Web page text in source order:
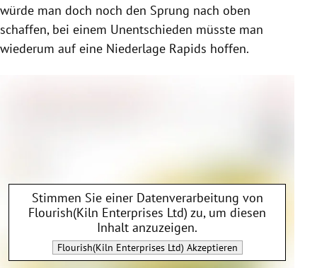
würde man doch noch den Sprung nach oben
schaffen, bei einem Unentschieden müsste man
wiederum auf eine Niederlage Rapids hoffen.
Stimmen Sie einer Datenverarbeitung von
Flourish(Kiln Enterprises Ltd) zu, um diesen
Inhalt anzuzeigen.
Flourish(Kiln Enterprises Ltd) Akzeptieren